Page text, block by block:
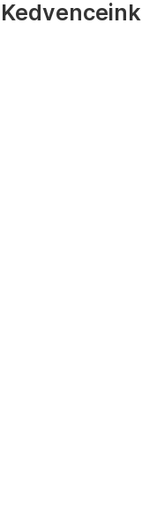
Kedvenceink